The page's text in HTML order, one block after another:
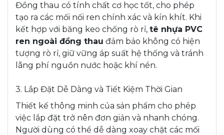
Đồng thau có tính chất cơ học tốt, cho phép
tạo ra các mối nối ren chính xác và kín khít. Khi
kết hợp với băng keo chống rò rỉ, tê nhựa PVC
ren ngoài đồng thau đảm bảo không có hiện
tượng rò rỉ, giữ vững áp suất hệ thống và tránh
lãng phí nguồn nước hoặc khí nén.
3. Lắp Đặt Dễ Dàng và Tiết Kiệm Thời Gian
Thiết kế thông minh của sản phẩm cho phép
việc lắp đặt trở nên đơn giản và nhanh chóng.
Người dùng có thể dễ dàng xoay chặt các mối